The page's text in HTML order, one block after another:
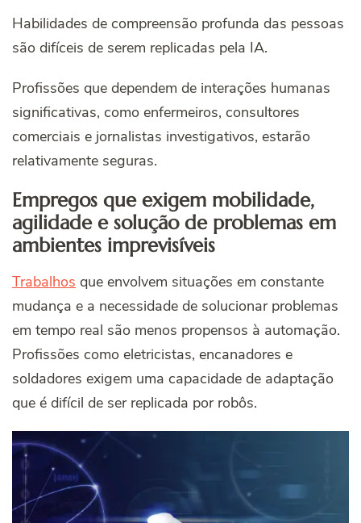
Habilidades de compreensão profunda das pessoas
são difíceis de serem replicadas pela IA.
Profissões que dependem de interações humanas
significativas, como enfermeiros, consultores
comerciais e jornalistas investigativos, estarão
relativamente seguras.
Empregos que exigem mobilidade,
agilidade e solução de problemas em
ambientes imprevisíveis
Trabalhos que envolvem situações em constante
mudança e a necessidade de solucionar problemas
em tempo real são menos propensos à automação.
Profissões como eletricistas, encanadores e
soldadores exigem uma capacidade de adaptação
que é difícil de ser replicada por robôs.